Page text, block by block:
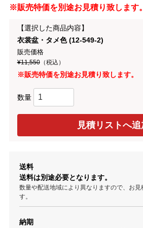
※販売特価を別途お見積り致します。
【選択した商品内容】
衣裳盆・タメ色 (12-549-2)
販売価格
¥11,550（税込）
※販売特価を別途お見積り致します。
数量
送料
送料は別途必要となります。
数量や配送地域により異なりますので、お見
す。
納期